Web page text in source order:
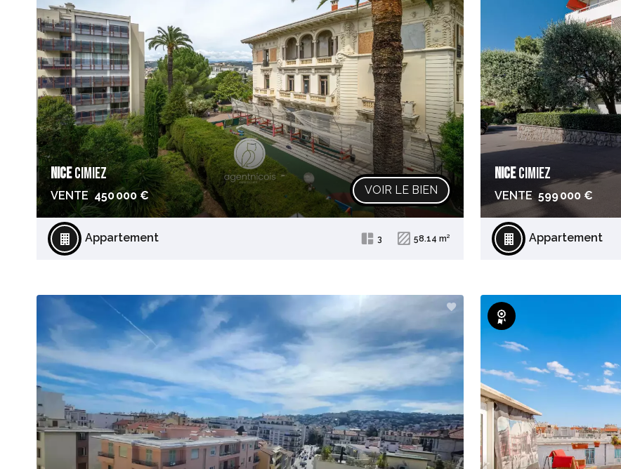
NICECIMIEZ
VENTE 450 000 € VOIR LE BIEN
Appartement 3 58.14 m²
NICECIMIEZ
VENTE 599 000 €
Appartement
Exclusivité